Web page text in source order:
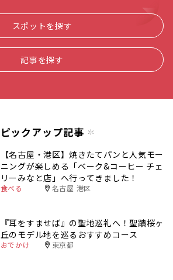
スポットを探す
記事を探す
ピックアップ記事
【名古屋・港区】焼きたてパンと人気モー
ニングが楽しめる「ベーク&コーヒー チェ
リーみなと店」へ行ってきました！
食べる 名古屋 港区
『耳をすませば』の聖地巡礼へ！聖蹟桜ヶ
丘のモデル地を巡るおすすめコース
おでかけ 東京都